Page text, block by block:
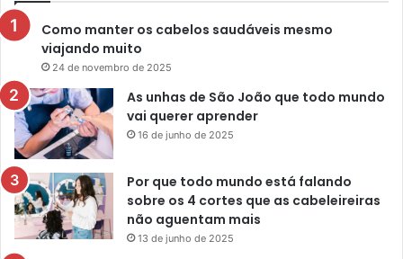
Como manter os cabelos saudáveis mesmo
viajando muito
24 de novembro de 2025
As unhas de São João que todo mundo
vai querer aprender
16 de junho de 2025
Por que todo mundo está falando
sobre os 4 cortes que as cabeleireiras
não aguentam mais
13 de junho de 2025